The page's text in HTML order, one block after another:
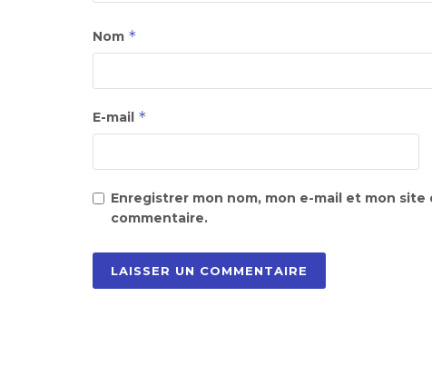
Nom *
E-mail *
Enregistrer mon nom, mon e-mail et mon
commentaire.